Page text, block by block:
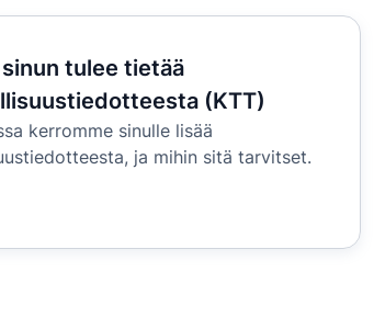
tulee tietää
(KTT)
kerromme sinulle lisää
ja mihin sitä tarvitset.